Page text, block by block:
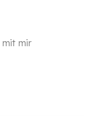
mit mir